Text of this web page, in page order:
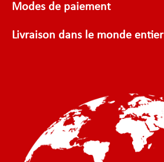
Modes de paiement
Livraison dans le monde entier